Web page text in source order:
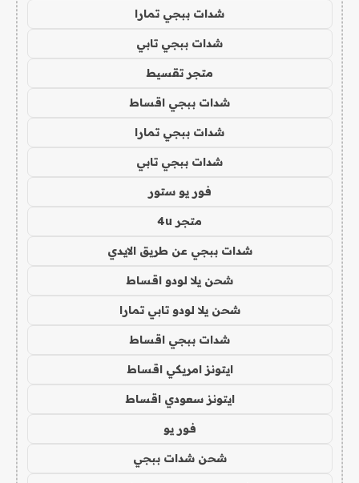
شدات ببجي تمارا
شدات ببجي تابي
متجر تقسيط
شدات ببجي اقساط
شدات ببجي تمارا
شدات ببجي تابي
فور يو ستور
متجر 4u
شدات ببجي عن طريق الايدي
شحن يلا لودو اقساط
شحن يلا لودو تابي تمارا
شدات ببجي اقساط
ايتونز امريكي اقساط
ايتونز سعودي اقساط
فور يو
شحن شدات ببجي